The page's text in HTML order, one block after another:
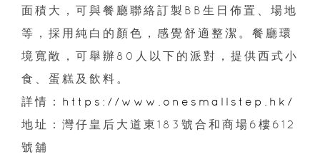
面積大，可與餐廳聯絡訂製BB生日佈置、場地
等，採用純白的顏色，感覺舒適整潔。餐廳環
境寬敞，可舉辦80人以下的派對，提供西式小
食、蛋糕及飲料。
詳情： https://www.onesmallstep.hk/
地址：灣仔皇后大道東183號合和商場6樓612
號舖